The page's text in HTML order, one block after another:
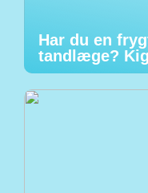
Har du en
tandlæge?